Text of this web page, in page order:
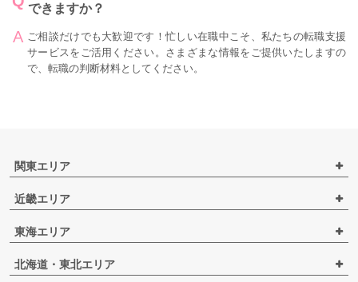
できますか？
ご相談だけでも大歓迎です！忙しい在職中こそ、私たちの転職支援
サービスをご活用ください。さまざまな情報をご提供いたしますの
で、転職の判断材料としてください。
関東エリア
近畿エリア
東海エリア
北海道・東北エリア